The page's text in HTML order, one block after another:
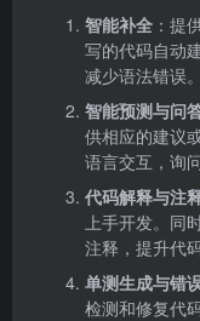
智能补全 ：提
写的代码自动
减少语法错误。
智能预测与问
供相应的建议
语言交互，询
代码解释与注
上手开发。同
注释，提升代
单测生成与错
检测和修复代